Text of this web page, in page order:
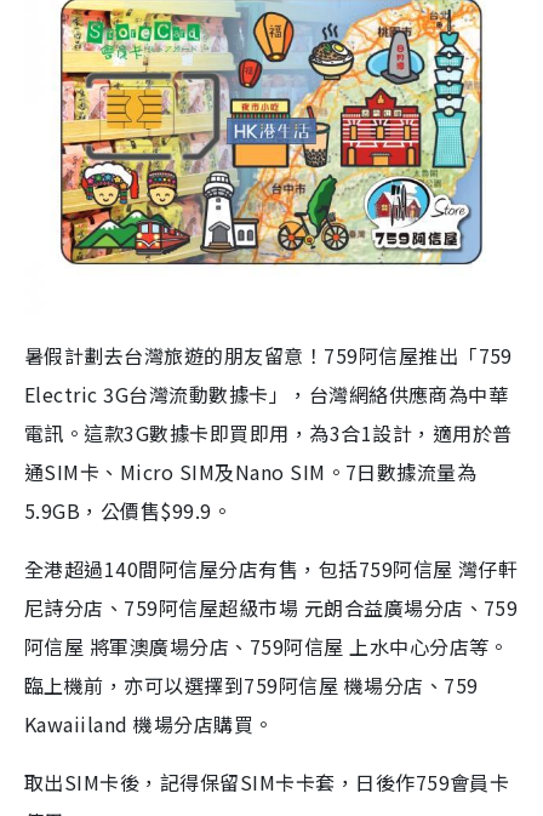
暑假計劃去台灣旅遊的朋友留意！759阿信屋推出「759
Electric 3G台灣流動數據卡」，台灣網絡供應商為中華
電訊。這款3G數據卡即買即用，為3合1設計，適用於普
通SIM卡、Micro SIM及Nano SIM。7日數據流量為
5.9GB，公價售$99.9。
全港超過140間阿信屋分店有售，包括759阿信屋 灣仔軒
尼詩分店、759阿信屋超級市場 元朗合益廣場分店、759
阿信屋 將軍澳廣場分店、759阿信屋 上水中心分店等。
臨上機前，亦可以選擇到759阿信屋 機場分店、759
Kawaiiland 機場分店購買。
取出SIM卡後，記得保留SIM卡卡套，日後作759會員卡